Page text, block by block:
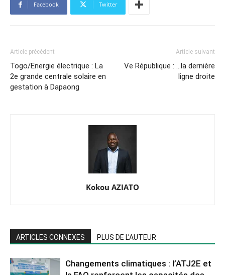
Facebook Twitter
Article précédent
Togo/Energie électrique : La
2e grande centrale solaire en
gestation à Dapaong
Article suivant
Ve République : …la dernière
ligne droite
Kokou AZIATO
ARTICLES CONNEXES PLUS DE L'AUTEUR
Changements climatiques : l’ATJ2E et